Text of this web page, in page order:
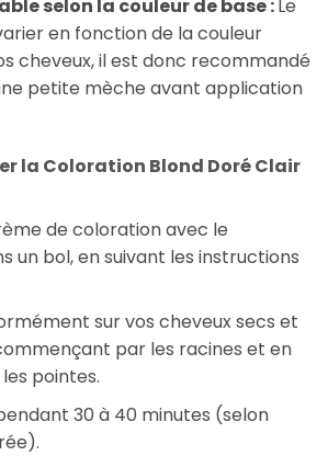
selon la couleur de base :Le
en fonction de la couleur
cheveux, il est donc recommandé
petite mèche avant application
la Coloration Blond Doré Clair
de coloration avec le
un bol, en suivant les instructions
sur vos cheveux secs et
par les racines et en
pointes.
30 à 40 minutes (selon